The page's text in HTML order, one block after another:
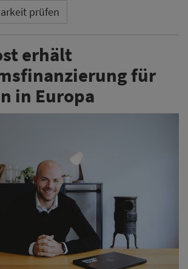
prüfen
erhält
für
in Europa